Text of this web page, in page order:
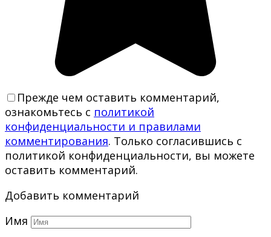
Прежде чем оставить комментарий,
ознакомьтесь с политикой
конфиденциальности и правилами
комментирования. Только согласившись с
политикой конфиденциальности, вы можете
оставить комментарий.
Добавить комментарий
Имя